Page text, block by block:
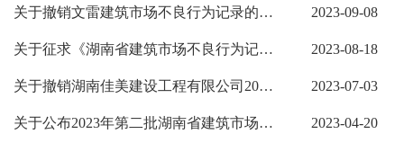
关于撤销文雷建筑市场不良行为记录的通知 2023-09-08
关于征求《湖南省建筑市场不良行为记录管理办法(征求意见稿)》修改意见的函 2023-08-18
关于撤销湖南佳美建设工程有限公司2023年第一批湖南省建筑市场责任主体不良... 2023-07-03
关于公布2023年第二批湖南省建筑市场责任主体不良行为记录名单的通知 2023-04-20